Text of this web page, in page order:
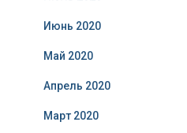
Июнь 2020
Май 2020
Апрель 2020
Март 2020